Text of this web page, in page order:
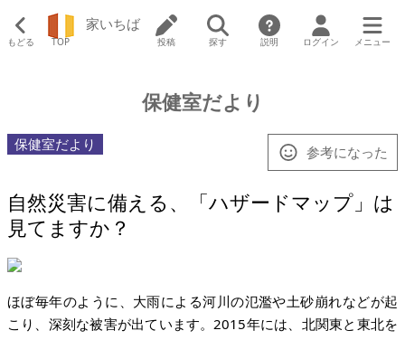
もどる TOP
家いちば
投稿 探す 説明 ログイン メニュー
保健室だより
保健室だより 参考になった
自然災害に備える、「ハザードマップ」は
見てますか？
ほぼ毎年のように、大雨による河川の氾濫や土砂崩れなどが起
こり、深刻な被害が出ています。2015年には、北関東と東北を